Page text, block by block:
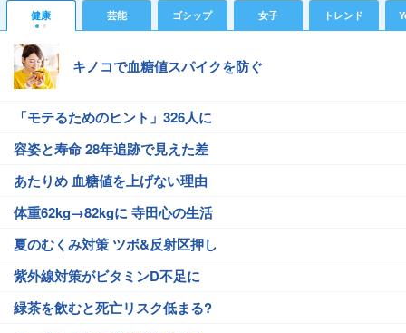
健康 芸能 ゴシップ 女子 トレンド
キノコで血糖値スパイクを防ぐ
「モテるためのヒント」326人に
容姿と寿命 28年追跡で見えた差
あたりめ 血糖値を上げない理由
体重62kg→82kgに 寺田心の生活
夏のむくみ対策 ツボ&反射区押し
紫外線対策がビタミンD不足に
緑茶を飲むと死亡リスク低まる?